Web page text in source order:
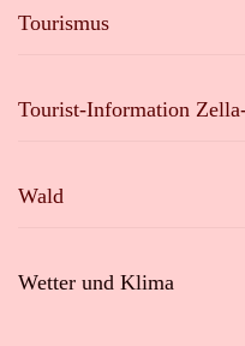
Tourismus
Tourist-Information
Wald
Wetter und Klima